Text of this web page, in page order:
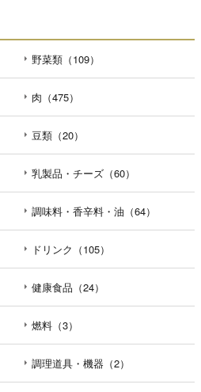
野菜類（109）
肉（475）
豆類（20）
乳製品・チーズ（60）
調味料・香辛料・油（64）
ドリンク（105）
健康食品（24）
燃料（3）
調理道具・機器（2）